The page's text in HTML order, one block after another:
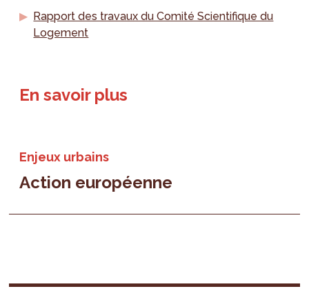
Rapport des travaux du Comité Scientifique du
Logement
En savoir plus
Enjeux urbains
Action européenne